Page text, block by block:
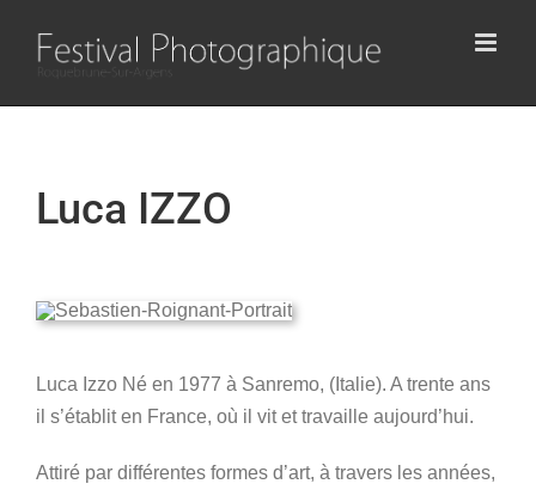
Luca IZZO
Luca Izzo Né en 1977 à Sanremo, (Italie). A trente ans
il s’établit en France, où il vit et travaille aujourd’hui.
Attiré par différentes formes d’art, à travers les années,